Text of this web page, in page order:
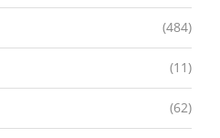
(484)
(11)
(62)